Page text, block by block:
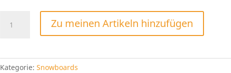
Summer
Zu meinen Artikeln hinzufügen
Kategorie: Snowboards